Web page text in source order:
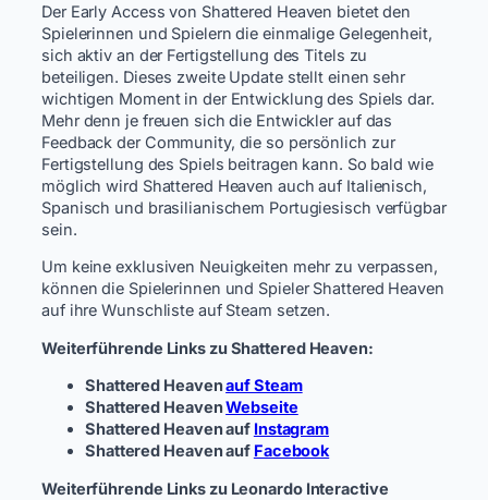
Der Early Access von Shattered Heaven bietet den
Spielerinnen und Spielern die einmalige Gelegenheit,
sich aktiv an der Fertigstellung des Titels zu
beteiligen. Dieses zweite Update stellt einen sehr
wichtigen Moment in der Entwicklung des Spiels dar.
Mehr denn je freuen sich die Entwickler auf das
Feedback der Community, die so persönlich zur
Fertigstellung des Spiels beitragen kann. So bald wie
möglich wird Shattered Heaven auch auf Italienisch,
Spanisch und brasilianischem Portugiesisch verfügbar
sein.
Um keine exklusiven Neuigkeiten mehr zu verpassen,
können die Spielerinnen und Spieler Shattered Heaven
auf ihre Wunschliste auf Steam setzen.
Weiterführende Links zu Shattered Heaven:
Shattered Heavenauf Steam
Shattered HeavenWebseite
Shattered Heaven auf Instagram
Shattered Heaven auf Facebook
Weiterführende Links zu Leonardo Interactive